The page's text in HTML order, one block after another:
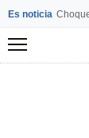
Es noticia
Menú